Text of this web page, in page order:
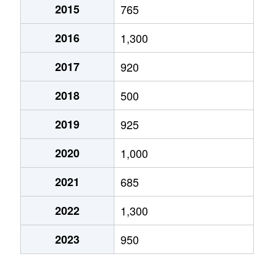
2015
765
2016
1,300
2017
920
2018
500
2019
925
2020
1,000
2021
685
2022
1,300
2023
950